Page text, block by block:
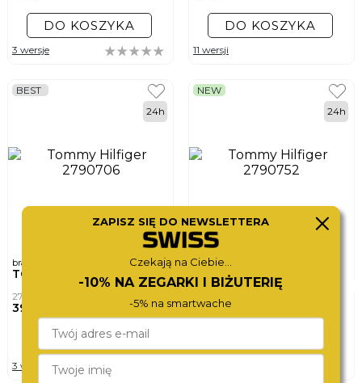
DO KOSZYKA
3 wersje
DO KOSZYKA
11 wersji
bransoletka męska
TOMMY HILFIGER
2790706
390,-
BEST
24h
DO KOSZYKA
3 wersje
bransoletka męska
TOMMY HILFIGER
390,-
NEW
24h
ZAPISZ SIĘ DO NEWSLETTERA
Czekają na Ciebie...
-10% NA ZEGARKI I BIŻUTERIĘ
-5% na smartwache